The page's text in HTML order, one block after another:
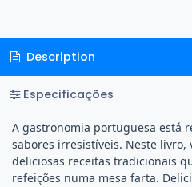
Description
Especificações
A gastronomia portuguesa está
sabores irresistíveis. Neste
deliciosas receitas tradicionais
refeições numa mesa farta.